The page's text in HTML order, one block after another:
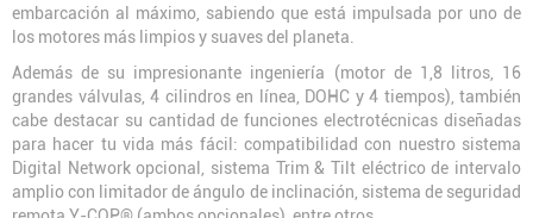
embarcación al máximo, sabiendo que está impulsada por uno de
los motores más limpios y suaves del planeta.
Además de su impresionante ingeniería (motor de 1,8 litros, 16
grandes válvulas, 4 cilindros en línea, DOHC y 4 tiempos), también
cabe destacar su cantidad de funciones electrotécnicas diseñadas
para hacer tu vida más fácil: compatibilidad con nuestro sistema
Digital Network opcional, sistema Trim & Tilt eléctrico de intervalo
amplio con limitador de ángulo de inclinación, sistema de seguridad